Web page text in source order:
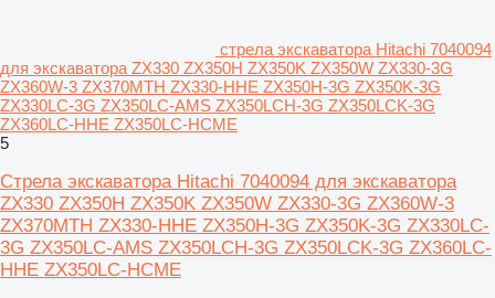
стрела экскаватора Hitachi 7040094
для экскаватора ZX330 ZX350H ZX350K ZX350W ZX330-3G
ZX360W-3 ZX370MTH ZX330-HHE ZX350H-3G ZX350K-3G
ZX330LC-3G ZX350LC-AMS ZX350LCH-3G ZX350LCK-3G
ZX360LC-HHE ZX350LC-HCME
5
Стрела экскаватора Hitachi 7040094 для экскаватора
ZX330 ZX350H ZX350K ZX350W ZX330-3G ZX360W-3
ZX370MTH ZX330-HHE ZX350H-3G ZX350K-3G ZX330LC-
3G ZX350LC-AMS ZX350LCH-3G ZX350LCK-3G ZX360LC-
HHE ZX350LC-HCME